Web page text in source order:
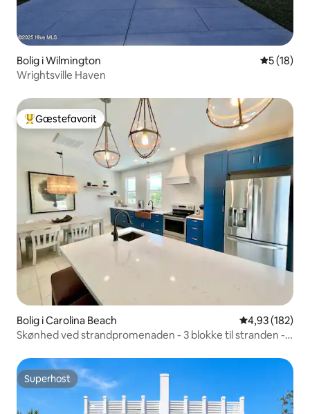
Bolig i Wilmington 5 ud af 5 i
5 (18)
Wrightsville Haven
Bedste gæstefavorit
Gæstefavorit
Bolig i Carolina Beach 4,93 ud af 5 i
4,93 (182)
Skønhed ved strandpromenaden - 3 blokke til stranden -
Superhost
Superhost